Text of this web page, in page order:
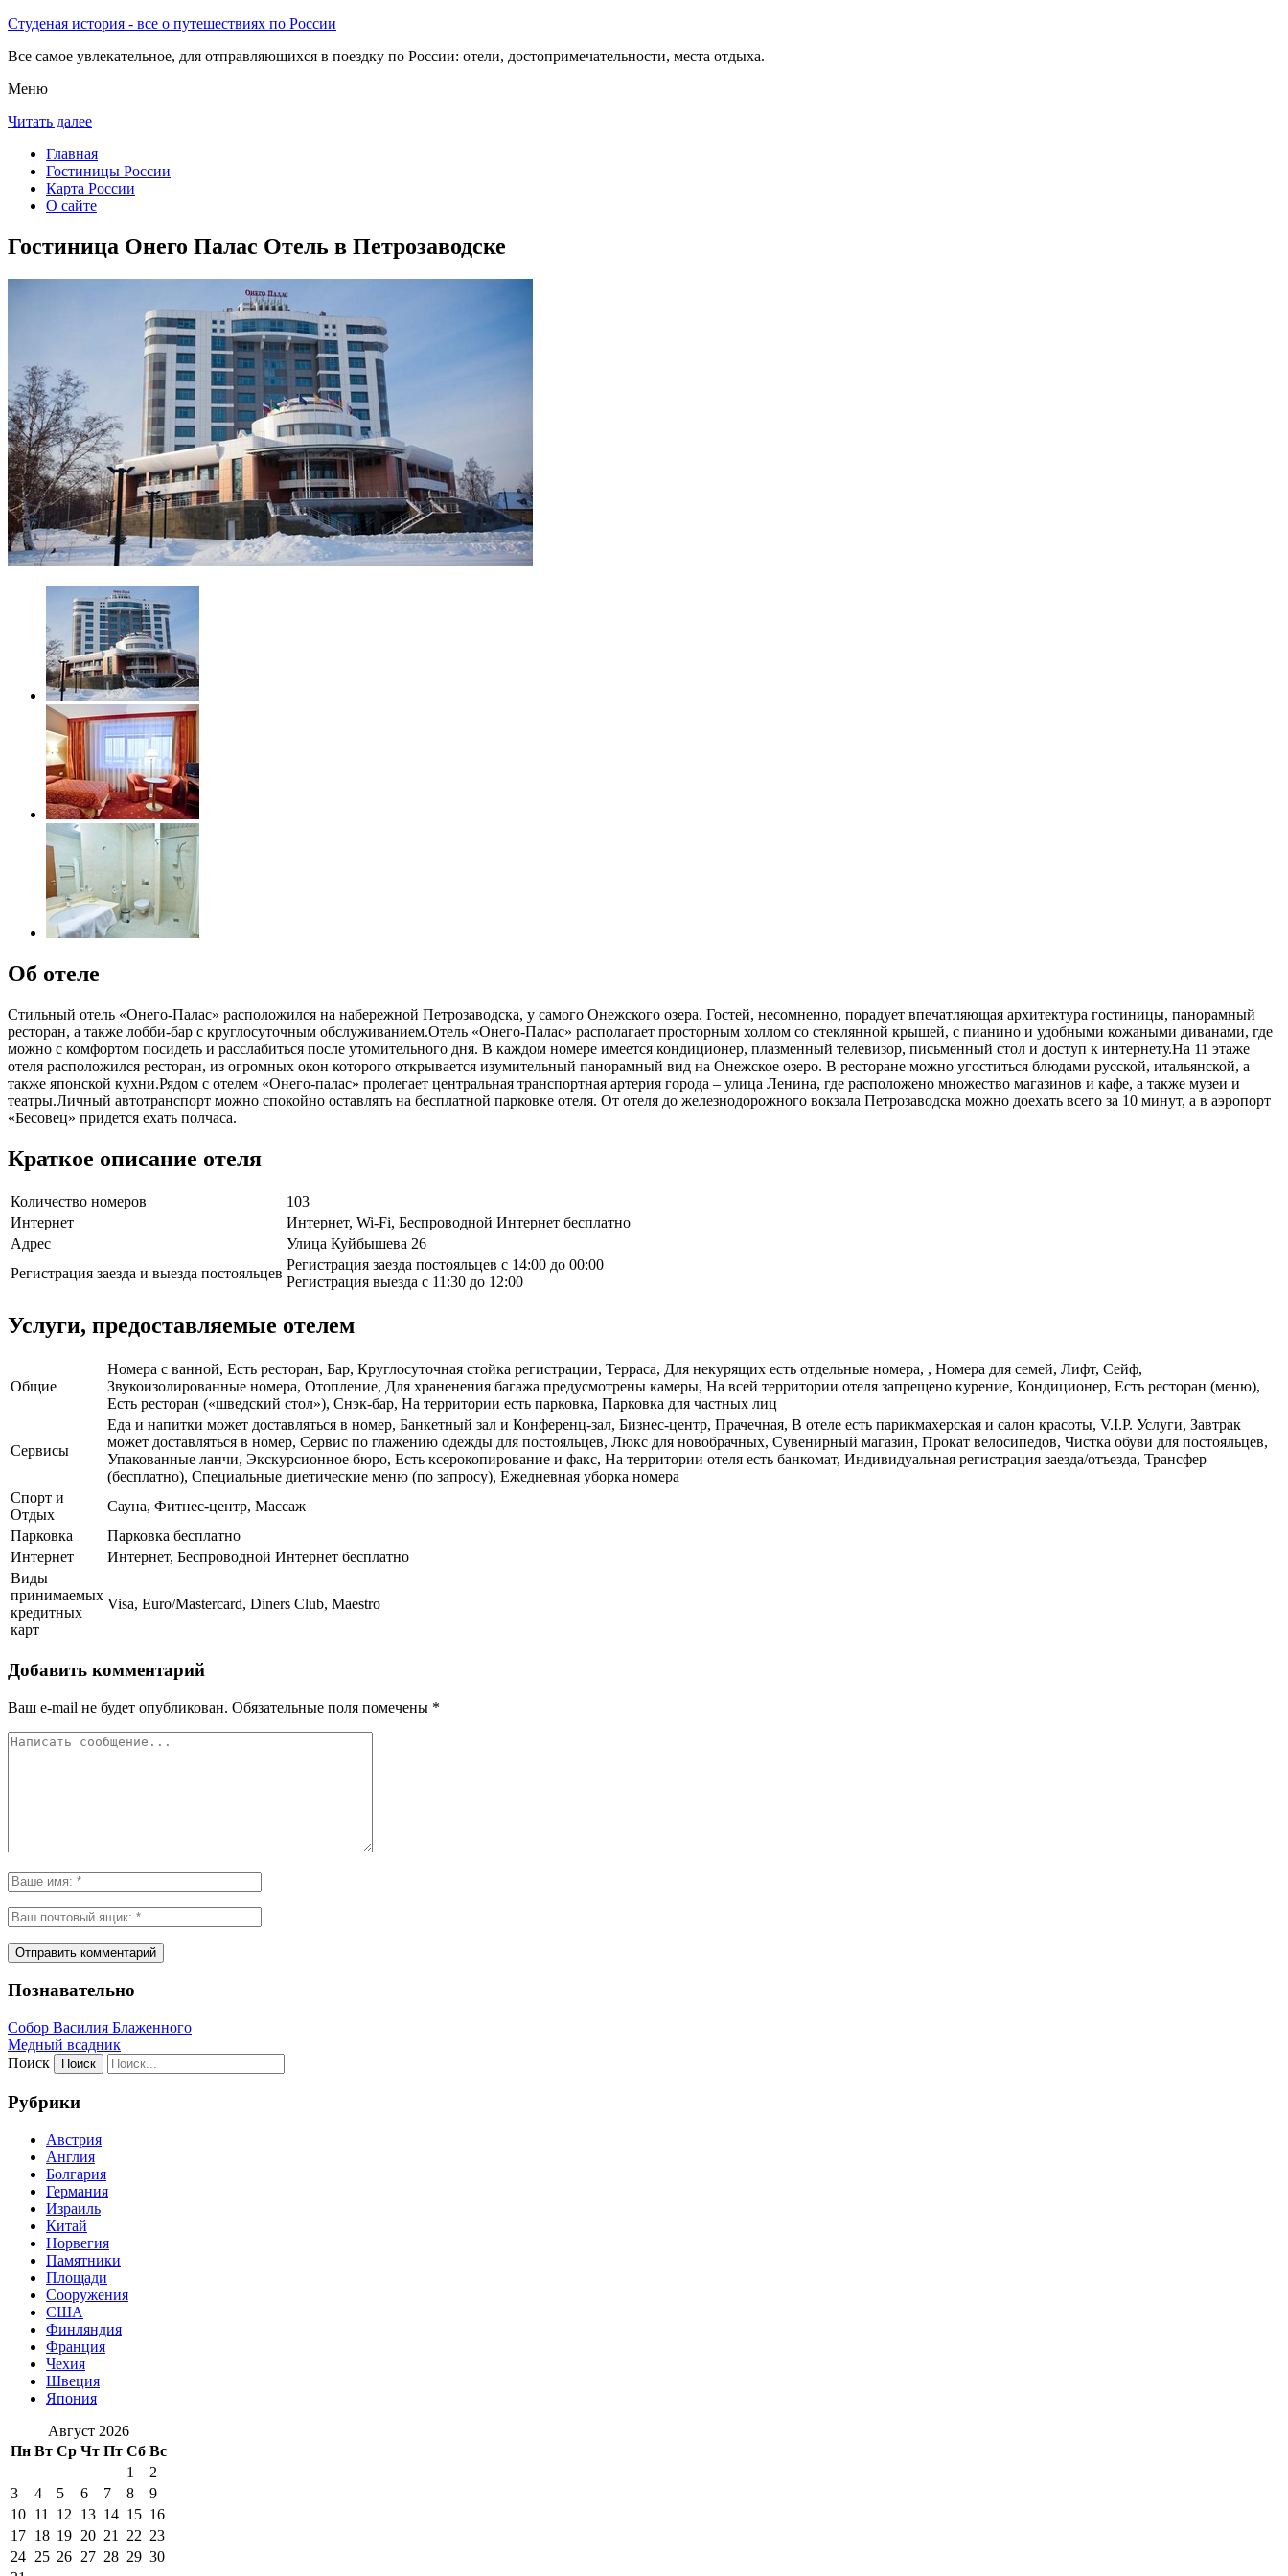
Студеная история - все о путешествиях по России
Все самое увлекательное, для отправляющихся в поездку по России: отели, достопримечательности, места отдыха.
Меню
Читать далее
Главная
Гостиницы России
Карта России
О сайте
Гостиница Онего Палас Отель в Петрозаводске
Об отеле
Стильный отель «Онего-Палас» расположился на набережной Петрозаводска, у самого Онежского озера. Гостей, несомненно, порадует впечатляющая архитектура гостиницы, панорамный
ресторан, а также лобби-бар с круглосуточным обслуживанием.Отель «Онего-Палас» располагает просторным холлом со стеклянной крышей, с пианино и удобными кожаными диванами, где
можно с комфортом посидеть и расслабиться после утомительного дня. В каждом номере имеется кондиционер, плазменный телевизор, письменный стол и доступ к интернету.На 11 этаже
отеля расположился ресторан, из огромных окон которого открывается изумительный панорамный вид на Онежское озеро. В ресторане можно угоститься блюдами русской, итальянской, а
также японской кухни.Рядом с отелем «Онего-палас» пролегает центральная транспортная артерия города – улица Ленина, где расположено множество магазинов и кафе, а также музеи и
театры.Личный автотранспорт можно спокойно оставлять на бесплатной парковке отеля. От отеля до железнодорожного вокзала Петрозаводска можно доехать всего за 10 минут, а в аэропорт
«Бесовец» придется ехать полчаса.
Краткое описание отеля
Количество номеров
103
Интернет
Интернет, Wi-Fi, Беспроводной Интернет бесплатно
Адрес
Улица Куйбышева 26
Регистрация заезда и выезда постояльцев
Регистрация заезда постояльцев с 14:00 до 00:00
Регистрация выезда с 11:30 до 12:00
Услуги, предоставляемые отелем
Общие
Номера с ванной, Есть ресторан, Бар, Круглосуточная стойка регистрации, Терраса, Для некурящих есть отдельные номера, , Номера для семей, Лифт, Сейф,
Звукоизолированные номера, Отопление, Для храненения багажа предусмотрены камеры, На всей территории отеля запрещено курение, Кондиционер, Есть ресторан (меню),
Есть ресторан («шведский стол»), Снэк-бар, На территории есть парковка, Парковка для частных лиц
Сервисы
Еда и напитки может доставляться в номер, Банкетный зал и Конференц-зал, Бизнес-центр, Прачечная, В отеле есть парикмахерская и салон красоты, V.I.P. Услуги, Завтрак
может доставляться в номер, Сервис по глажению одежды для постояльцев, Люкс для новобрачных, Сувенирный магазин, Прокат велосипедов, Чистка обуви для постояльцев,
Упакованные ланчи, Экскурсионное бюро, Есть ксерокопирование и факс, На территории отеля есть банкомат, Индивидуальная регистрация заезда/отъезда, Трансфер
(бесплатно), Специальные диетические меню (по запросу), Ежедневная уборка номера
Спорт и
Отдых
Сауна, Фитнес-центр, Массаж
Парковка
Парковка бесплатно
Интернет
Интернет, Беспроводной Интернет бесплатно
Виды
принимаемых
кредитных
карт
Visa, Euro/Mastercard, Diners Club, Maestro
Добавить комментарий
Ваш e-mail не будет опубликован. Обязательные поля помечены *
Познавательно
Собор Василия Блаженного
Медный всадник
Поиск
Рубрики
Австрия
Англия
Болгария
Германия
Израиль
Китай
Норвегия
Памятники
Площади
Сооружения
США
Финляндия
Франция
Чехия
Швеция
Япония
Август 2026
Пн Вт Ср Чт Пт Сб Вс
1
2
3
4 5 6 7 8
9
10 11 12 13 14 15 16
17 18 19 20 21 22 23
24 25 26 27 28 29 30